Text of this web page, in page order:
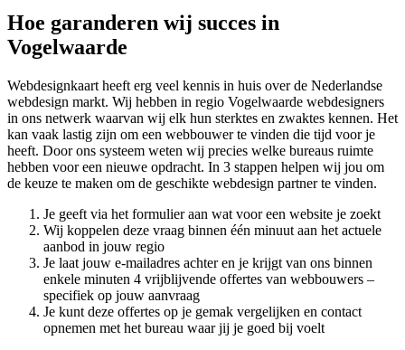
Hoe garanderen wij succes in
Vogelwaarde
Webdesignkaart heeft erg veel kennis in huis over de Nederlandse
webdesign markt. Wij hebben in regio Vogelwaarde webdesigners
in ons netwerk waarvan wij elk hun sterktes en zwaktes kennen. Het
kan vaak lastig zijn om een webbouwer te vinden die tijd voor je
heeft. Door ons systeem weten wij precies welke bureaus ruimte
hebben voor een nieuwe opdracht. In 3 stappen helpen wij jou om
de keuze te maken om de geschikte webdesign partner te vinden.
Je geeft via het formulier aan wat voor een website je zoekt
Wij koppelen deze vraag binnen één minuut aan het actuele
aanbod in jouw regio
Je laat jouw e-mailadres achter en je krijgt van ons binnen
enkele minuten 4 vrijblijvende offertes van webbouwers –
specifiek op jouw aanvraag
Je kunt deze offertes op je gemak vergelijken en contact
opnemen met het bureau waar jij je goed bij voelt